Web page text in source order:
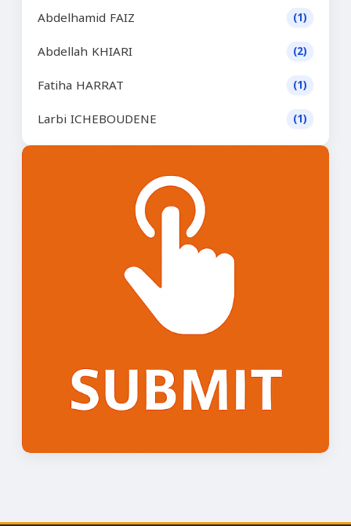
Abdelhamid FAIZ (1)
Abdellah KHIARI (2)
Fatiha HARRAT (1)
Larbi ICHEBOUDENE (1)